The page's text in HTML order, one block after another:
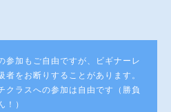
加もご自由ですが、ビギナーレ
をお断りすることがあります。
ラスへの参加は自由です（勝負
！）